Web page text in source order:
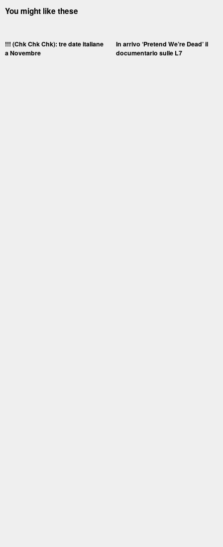
You might like these
!!! (Chk Chk Chk): tre date italiane
a Novembre
In arrivo ‘Pretend We’re Dead’ il
documentario sulle L7